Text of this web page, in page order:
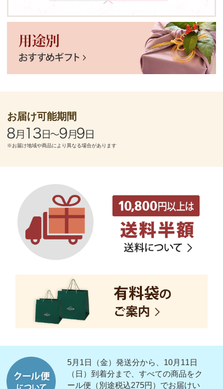
お届け可能期間
※お届け地域や商品により異なる場合があります
5月1日（金）発送分から、10月11日
（日）到着分まで、すべての商品をク
ール便（別途税込275円）でお届けい